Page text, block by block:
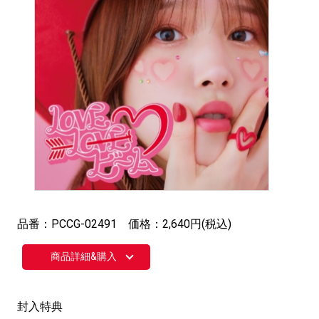
品番：PCCG-02491 価格：2,640円(税込)
商品詳細&購入
封入特典